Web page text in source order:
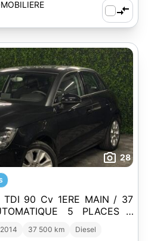
28
90 Cv 1ERE MAIN / 37
5 PLACES -
37 500 km Diesel